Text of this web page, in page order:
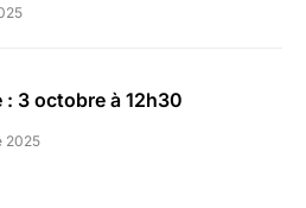
: 3 octobre à 12h30
2025